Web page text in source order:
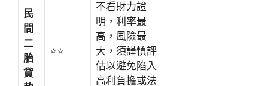
民
間
二
胎
貸
⭐⭐
不看財力證
明，利率最
高，風險最
大，須謹慎評
估以避免陷入
高利負擔或法